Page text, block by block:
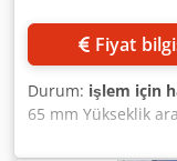
Fiyat
Durum: işlem için
65 mm Yükseklik
adede kadar Kafa